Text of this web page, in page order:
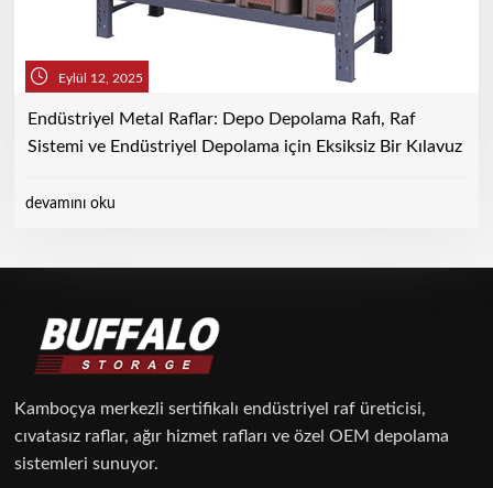
Eylül 12, 2025
Endüstriyel Metal Raflar: Depo Depolama Rafı, Raf
Sistemi ve Endüstriyel Depolama için Eksiksiz Bir Kılavuz
devamını oku
Kamboçya merkezli sertifikalı endüstriyel raf üreticisi,
cıvatasız raflar, ağır hizmet rafları ve özel OEM depolama
sistemleri sunuyor.